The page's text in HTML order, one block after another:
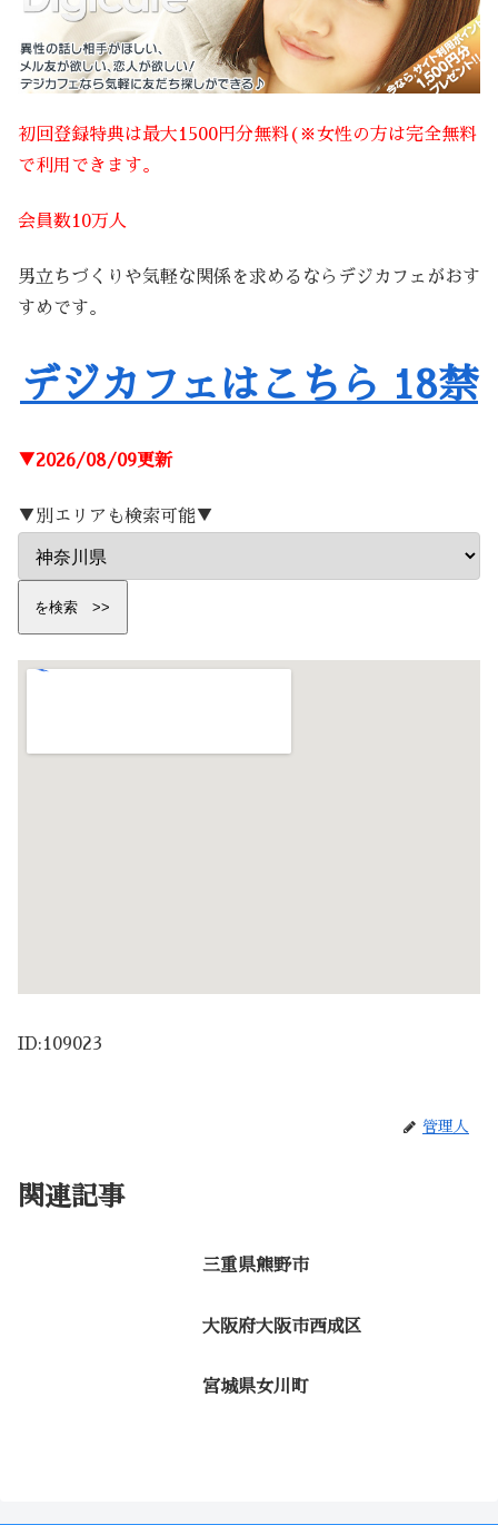
初回登録特典は最大1500円分無料(※女性の方は完全無料
で利用できます。
会員数10万人
男立ちづくりや気軽な関係を求めるならデジカフェがおす
すめです。
デジカフェはこちら 18禁
▼2026/08/09更新
▼別エリアも検索可能▼
ID:109023
管理人
関連記事
三重県熊野市
大阪府大阪市西成区
宮城県女川町